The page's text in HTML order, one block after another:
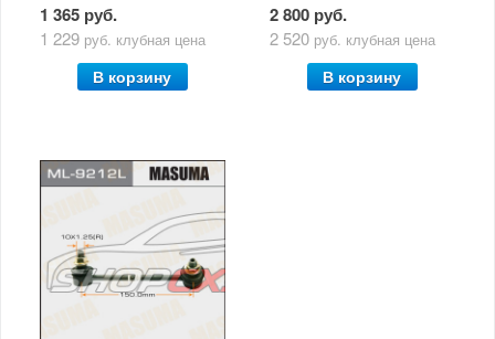
1 365 руб.
1 229 руб. клубная цена
В корзину
2 800 руб.
2 520 руб. клубная цена
В корзину